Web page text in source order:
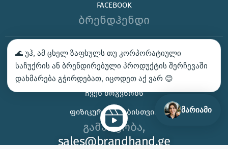
FACEBOOK
ბრენდჰენდი
ᲑᲔᲭᲓᲕᲐ – ᲛᲝᲘᲗᲮᲝᲕᲔ ᲡᲐᲛᲐᲒᲐᲚᲘᲗᲝ
ᲙᲝᲜᲢᲐᲥᲢᲘ
ᲩᲕᲔᲜ ᲛᲝᲒᲕᲬᲝᲜᲡ
ᲤᲘᲖᲘᲙᲣᲠᲘ ᲞᲘᲠᲔᲑᲘᲡᲗᲕᲘᲡ
გამარჯობა,
sales@brandhand.ge
მარიამი
🌊 უჰ, ამ ცხელ ზაფხულს თუ კორპორატიული
საჩუქრის ან ბრენდირებული პროდუქტის შერჩევაში
დახმარება გჭირდებათ, იცოდეთ აქ ვარ 😊